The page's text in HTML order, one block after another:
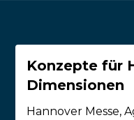
Konzepte für
Dimensionen
Hannover Messe,